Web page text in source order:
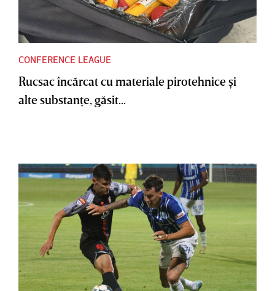
CONFERENCE LEAGUE
Rucsac încărcat cu materiale pirotehnice şi
alte substanţe, găsit...